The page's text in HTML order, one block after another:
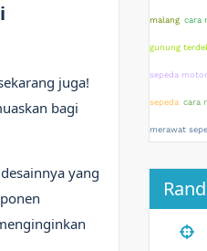
juga!
bagi
yang
malang cara
gunung
sepeda
sepeda cara
merawat